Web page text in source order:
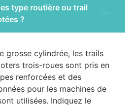
type routière ou trail
?
grosse cylindrée, les trails
trois-roues sont pris en
renforcées et des
pour les machines de
utilisées. Indiquez le